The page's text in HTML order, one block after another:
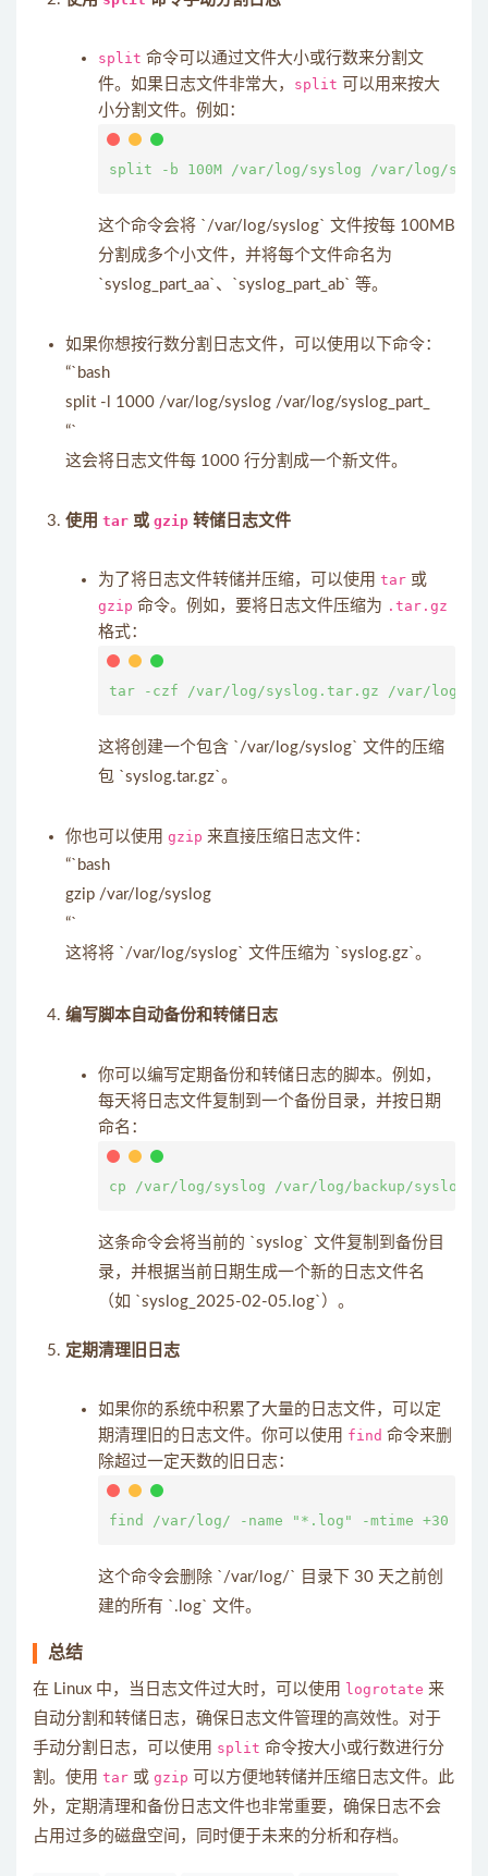
split 命令可以通过文件大小或行数来分割文
件。如果日志文件非常大， split 可以用来按大
小分割文件。例如：
这个命令会将 `/var/log/syslog` 文件按每 100MB
分割成多个小文件，并将每个文件命名为
`syslog_part_aa`、`syslog_part_ab` 等。
如果你想按行数分割日志文件，可以使用以下命令：
“`bash
split -l 1000 /var/log/syslog /var/log/syslog_part_
“`
这会将日志文件每 1000 行分割成一个新文件。
使用 tar 或 gzip 转储日志文件
为了将日志文件转储并压缩，可以使用 tar 或
gzip 命令。例如，要将日志文件压缩为 .tar.gz
格式：
这将创建一个包含 `/var/log/syslog` 文件的压缩
包 `syslog.tar.gz`。
你也可以使用 gzip 来直接压缩日志文件：
“`bash
gzip /var/log/syslog
“`
这将将 `/var/log/syslog` 文件压缩为 `syslog.gz`。
编写脚本自动备份和转储日志
你可以编写定期备份和转储日志的脚本。例如，
每天将日志文件复制到一个备份目录，并按日期
命名：
这条命令会将当前的 `syslog` 文件复制到备份目
录，并根据当前日期生成一个新的日志文件名
（如 `syslog_2025-02-05.log`）。
定期清理旧日志
如果你的系统中积累了大量的日志文件，可以定
期清理旧的日志文件。你可以使用 find 命令来删
除超过一定天数的旧日志：
这个命令会删除 `/var/log/` 目录下 30 天之前创
建的所有 `.log` 文件。
总结
在 Linux 中，当日志文件过大时，可以使用 logrotate 来
自动分割和转储日志，确保日志文件管理的高效性。对于
手动分割日志，可以使用 split 命令按大小或行数进行分
割。使用 tar 或 gzip 可以方便地转储并压缩日志文件。此
外，定期清理和备份日志文件也非常重要，确保日志不会
占用过多的磁盘空间，同时便于未来的分析和存档。